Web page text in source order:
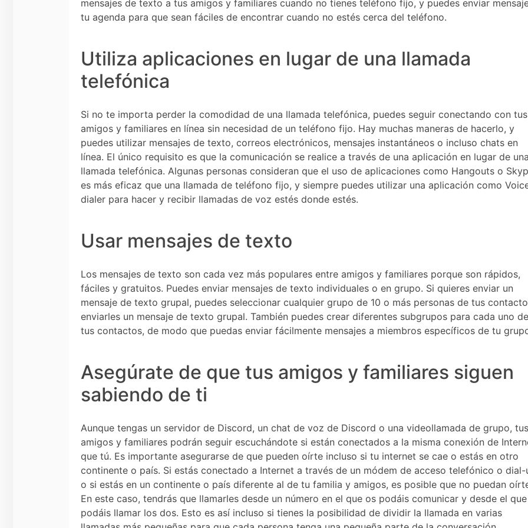
mensajes de texto a tus amigos y familiares cuando no tienes teléfono fijo, y puedes enviar
tu agenda para que sean fáciles de encontrar cuando no estés cerca del teléfono.
Utiliza aplicaciones en lugar de una llamada
telefónica
Si no te importa perder la comodidad de una llamada telefónica, puedes seguir conectando con tus
amigos y familiares en línea sin necesidad de un teléfono fijo. Hay muchas maneras de hacerlo, y
puedes utilizar mensajes de texto, correos electrónicos, mensajes instantáneos o incluso chats en
línea. El único requisito es que la comunicación se realice a través de una aplicación en lugar de
llamada telefónica. Algunas personas consideran que el uso de aplicaciones como Hangouts o
es más eficaz que una llamada de teléfono fijo, y siempre puedes utilizar una aplicación como
dialer para hacer y recibir llamadas de voz estés donde estés.
Usar mensajes de texto
Los mensajes de texto son cada vez más populares entre amigos y familiares porque son rápidos,
fáciles y gratuitos. Puedes enviar mensajes de texto individuales o en grupo. Si quieres enviar un
mensaje de texto grupal, puedes seleccionar cualquier grupo de 10 o más personas de tus
enviarles un mensaje de texto grupal. También puedes crear diferentes subgrupos para cada uno de
tus contactos, de modo que puedas enviar fácilmente mensajes a miembros específicos de tu
Asegúrate de que tus amigos y familiares siguen
sabiendo de ti
Aunque tengas un servidor de Discord, un chat de voz de Discord o una videollamada de grupo, tus
amigos y familiares podrán seguir escuchándote si están conectados a la misma conexión de
que tú. Es importante asegurarse de que pueden oírte incluso si tu internet se cae o estás en otro
continente o país. Si estás conectado a Internet a través de un módem de acceso telefónico o dial-
o si estás en un continente o país diferente al de tu familia y amigos, es posible que no puedan
En este caso, tendrás que llamarles desde un número en el que os podáis comunicar y desde el que
podáis llamar los dos. Esto es así incluso si tienes la posibilidad de dividir la llamada en varias